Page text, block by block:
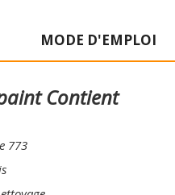
MODE D'EMPLOI
Contient
773